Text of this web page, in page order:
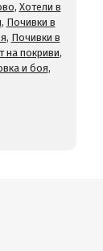
, Хотели в
, Почивки в
, Почивки в
на покриви,
и боя,